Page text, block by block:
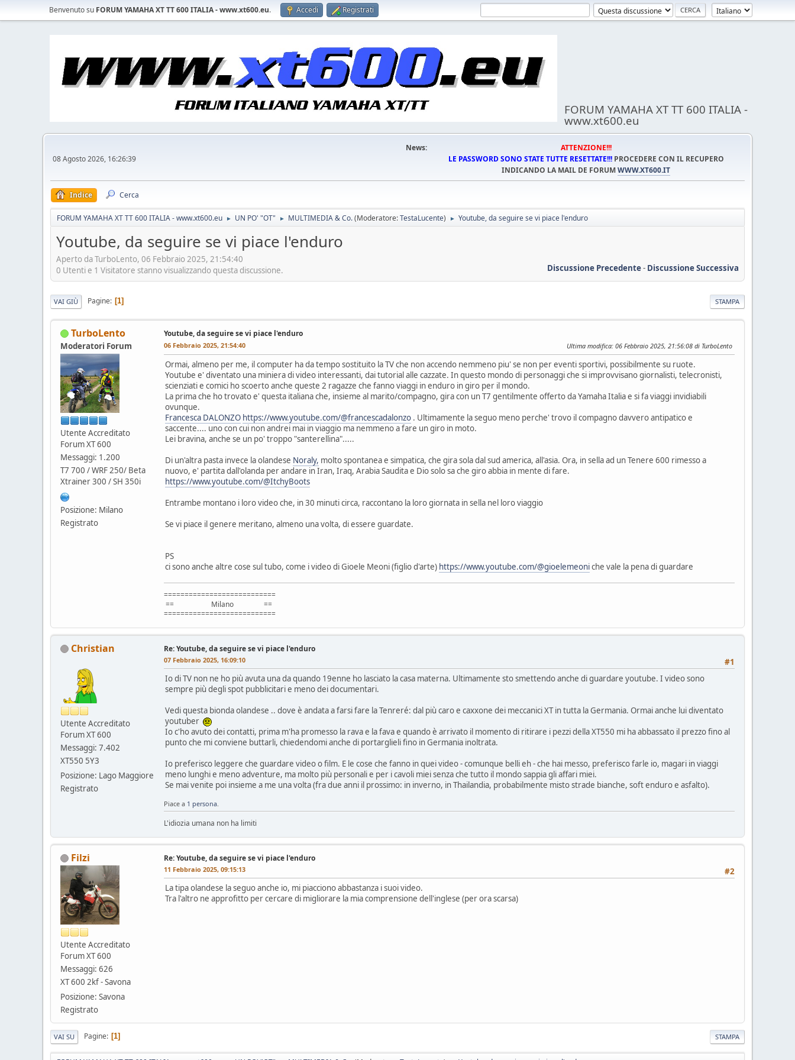
Benvenuto su FORUM YAMAHA XT TT 600 ITALIA - www.xt600.eu. Accedi Registrati
FORUM YAMAHA XT TT 600 ITALIA -
www.xt600.eu
08 Agosto 2026, 16:26:39
News:
ATTENZIONE!!!
LE PASSWORD SONO STATE TUTTE RESETTATE!!!PROCEDERE CON IL RECUPERO
INDICANDO LA MAIL DE FORUMWWW.XT600.IT
Indice Cerca
FORUM YAMAHA XT TT 600 ITALIA - www.xt600.eu ► UN PO' "OT" ► MULTIMEDIA & Co.(Moderatore:TestaLucente) ► Youtube, da seguire se vi piace l'enduro
Youtube, da seguire se vi piace l'enduro
Aperto da TurboLento, 06 Febbraio 2025, 21:54:40
Discussione Precedente- Discussione Successiva
0 Utenti e 1 Visitatore stanno visualizzando questa discussione.
STAMPA
VAI GIÙ Pagine 1
TurboLento
Moderatori Forum
Utente Accreditato
Forum XT 600
Messaggi: 1.200
T7 700 / WRF 250/ Beta
Xtrainer 300 / SH 350i
Posizione: Milano
Registrato
Youtube, da seguire se vi piace l'enduro
06 Febbraio 2025, 21:54:40 Ultima modifica: 06 Febbraio 2025, 21:56:08 di TurboLento
Ormai, almeno per me, il computer ha da tempo sostituito la TV che non accendo nemmeno piu' se non per eventi sportivi, possibilmente su ruote.
Youtube e' diventato una miniera di video interessanti, dai tutorial alle cazzate. In questo mondo di personaggi che si improvvisano giornalisti, telecronisti,
scienziati e comici ho scoerto anche queste 2 ragazze che fanno viaggi in enduro in giro per il mondo.
La prima che ho trovato e' questa italiana che, insieme al marito/compagno, gira con un T7 gentilmente offerto da Yamaha Italia e si fa viaggi invidiabili
ovunque.
Francesca DALONZO https://www.youtube.com/@francescadalonzo . Ultimamente la seguo meno perche' trovo il compagno davvero antipatico e
saccente.... uno con cui non andrei mai in viaggio ma nemmeno a fare un giro in moto.
Lei bravina, anche se un po' troppo "santerellina".....
Di un'altra pasta invece la olandese Noraly, molto spontanea e simpatica, che gira sola dal sud america, all'asia. Ora, in sella ad un Tenere 600 rimesso a
nuovo, e' partita dall'olanda per andare in Iran, Iraq, Arabia Saudita e Dio solo sa che giro abbia in mente di fare.
https://www.youtube.com/@ItchyBoots
Entrambe montano i loro video che, in 30 minuti circa, raccontano la loro giornata in sella nel loro viaggio
Se vi piace il genere meritano, almeno una volta, di essere guardate.
PS
ci sono anche altre cose sul tubo, come i video di Gioele Meoni (figlio d'arte) https://www.youtube.com/@gioelemeoniche vale la pena di guardare
===========================
== Milano ==
===========================
Christian
Utente Accreditato
Forum XT 600
Messaggi: 7.402
XT550 5Y3
Posizione: Lago Maggiore
Registrato
Re: Youtube, da seguire se vi piace l'enduro
#1
07 Febbraio 2025, 16:09:10
Io di TV non ne ho più avuta una da quando 19enne ho lasciato la casa materna. Ultimamente sto smettendo anche di guardare youtube. I video sono
sempre più degli spot pubblicitari e meno dei documentari.
Vedi questa bionda olandese .. dove è andata a farsi fare la Tenreré: dal più caro e caxxone dei meccanici XT in tutta la Germania. Ormai anche lui diventato
youtuber
Io c'ho avuto dei contatti, prima m'ha promesso la rava e la fava e quando è arrivato il momento di ritirare i pezzi della XT550 mi ha abbassato il prezzo fino al
punto che mi conviene buttarli, chiedendomi anche di portarglieli fino in Germania inoltrata.
Io preferisco leggere che guardare video o film. E le cose che fanno in quei video - comunque belli eh - che hai messo, preferisco farle io, magari in viaggi
meno lunghi e meno adventure, ma molto più personali e per i cavoli miei senza che tutto il mondo sappia gli affari miei.
Se mai venite poi insieme a me una volta (fra due anni il prossimo: in inverno, in Thailandia, probabilmente misto strade bianche, soft enduro e asfalto).
Piace a 1 persona
L'idiozia umana non ha limiti
Filzi
Utente Accreditato
Forum XT 600
Messaggi: 626
XT 600 2kf - Savona
Posizione: Savona
Registrato
Re: Youtube, da seguire se vi piace l'enduro
#2
11 Febbraio 2025, 09:15:13
La tipa olandese la seguo anche io, mi piacciono abbastanza i suoi video.
Tra l'altro ne approfitto per cercare di migliorare la mia comprensione dell'inglese (per ora scarsa)
STAMPA
VAI SU Pagine 1